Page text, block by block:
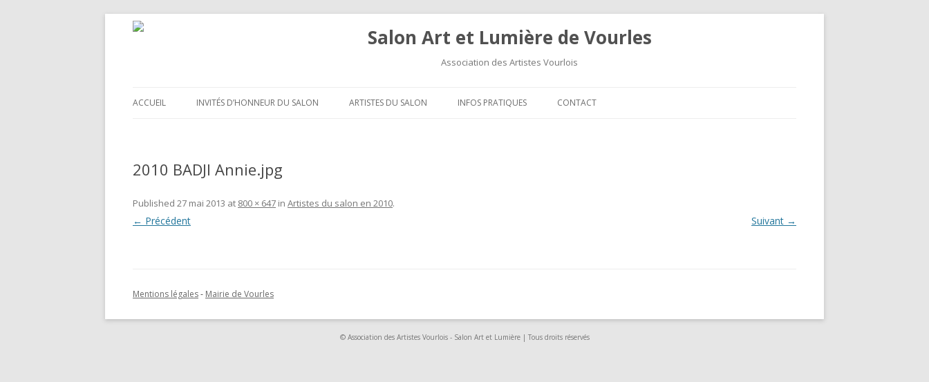
Salon Art et Lumière de Vourles
Association des Artistes Vourlois
ACCUEIL INVITÉS D’HONNEUR DU SALON ARTISTES DU SALON INFOS PRATIQUES CONTACT
2010 BADJI Annie.jpg
Published 27 mai 2013 at 800 × 647 in Artistes du salon en 2010.
← Précédent Suivant →
Mentions légales- Mairie de Vourles
© Association des Artistes Vourlois - Salon Art et Lumière | Tous droits réservés